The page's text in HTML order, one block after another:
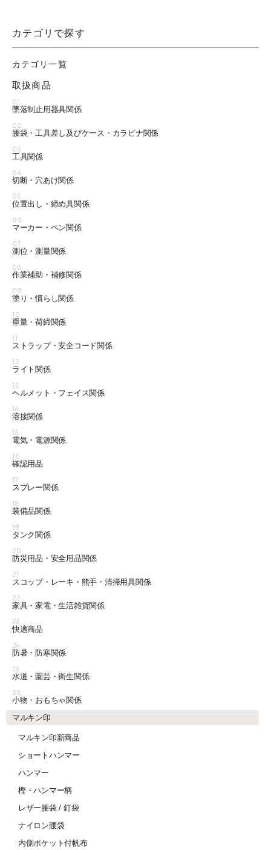
カテゴリで探す
カテゴリ一覧
取扱商品
01
墜落制止用器具関係
02
腰袋・工具差し及びケース・カラビナ関係
03
工具関係
04
切断・穴あけ関係
05
位置出し・締め具関係
06
マーカー・ペン関係
07
測位・測量関係
08
作業補助・補修関係
09
塗り・慣らし関係
10
重量・荷締関係
11
ストラップ・安全コード関係
12
ライト関係
13
ヘルメット・フェイス関係
14
溶接関係
15
電気・電源関係
16
確認用品
17
スプレー関係
18
装備品関係
19
タンク関係
20
防災用品・安全用品関係
21
スコップ・レーキ・熊手・清掃用具関係
22
家具・家電・生活雑貨関係
23
快適商品
24
防暑・防寒関係
25
水道・園芸・衛生関係
26
小物・おもちゃ関係
マルキン印
マルキン印新商品
ショートハンマー
ハンマー
樫・ハンマー柄
レザー腰袋 / 釘袋
ナイロン腰袋
内側ポケット付帆布